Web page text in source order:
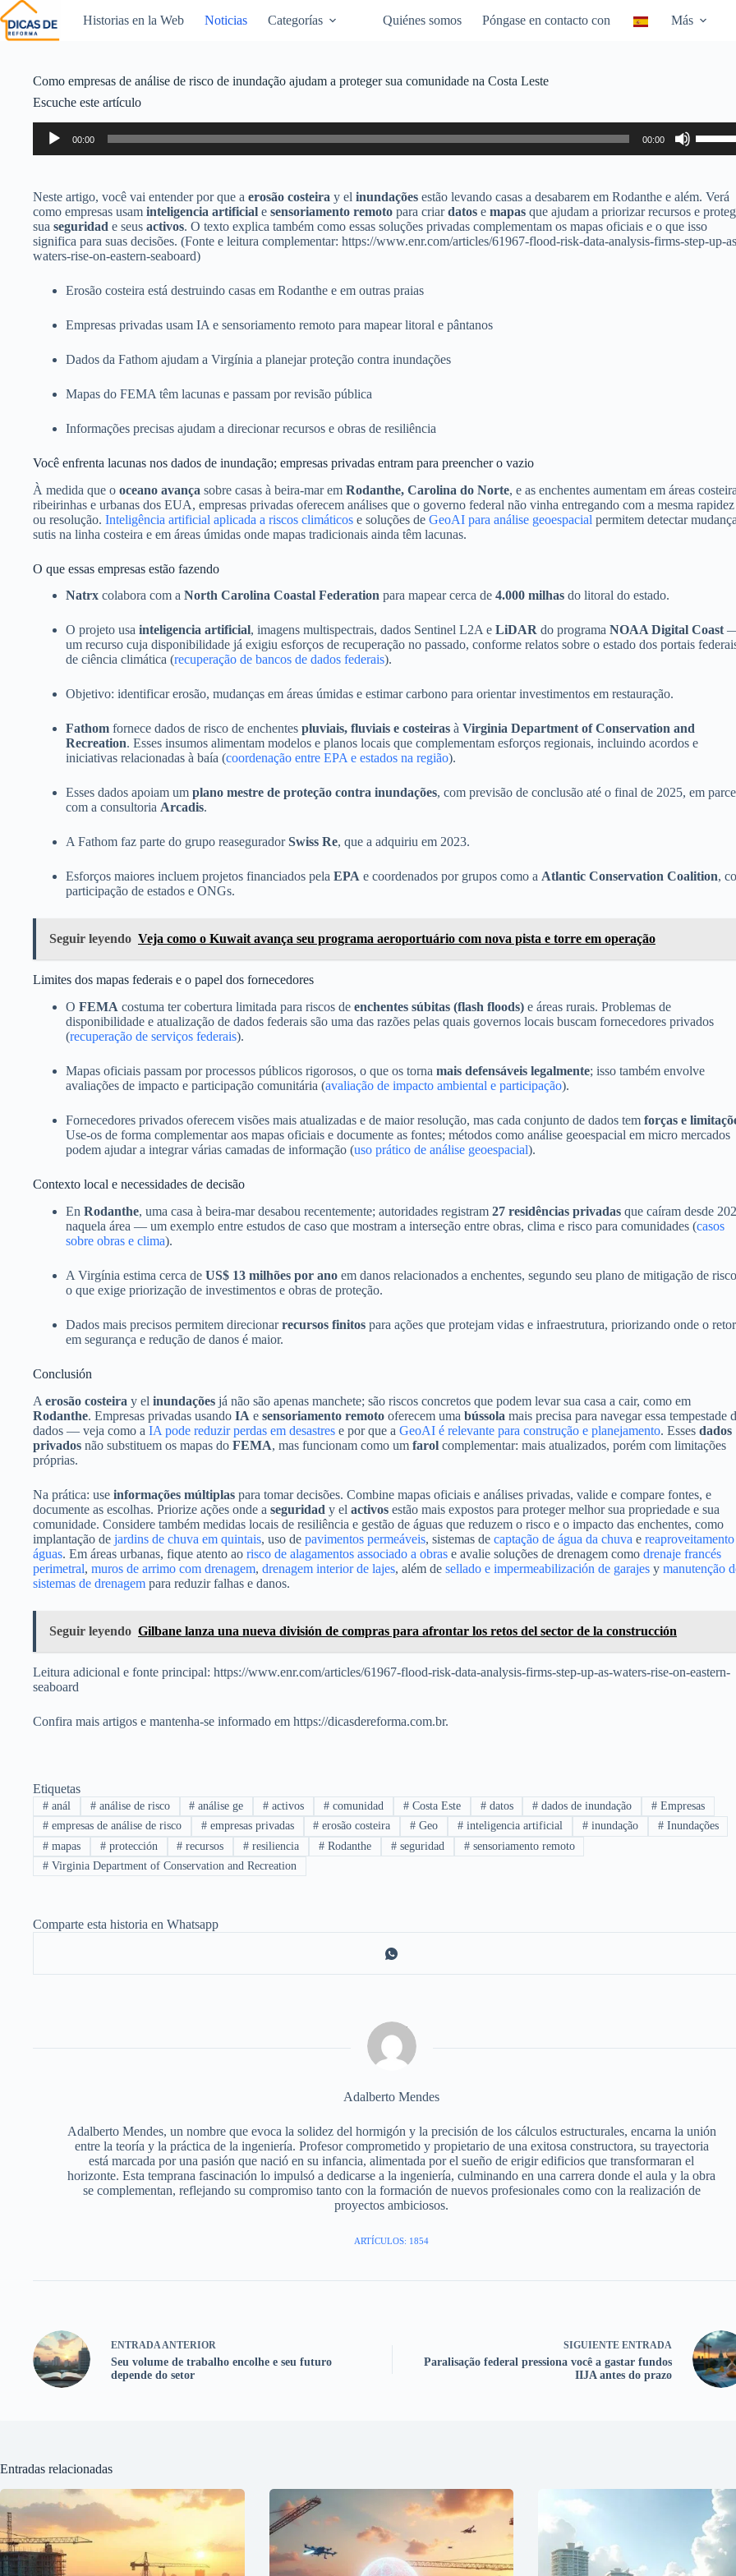
Historias en la Web Noticias Categorías Quiénes somos Póngase en contacto con Más
Como empresas de análise de risco de inundação ajudam a proteger sua comunidade na Costa Leste
Escuche este artículo
Reproductor
audio
00:00 00:00
las
teclas
arriba/
para
o
Neste artigo, você vai entender por que a erosão costeira y el inundações estão levando casas a desabarem em Rodanthe e além. Verá
como empresas usam inteligencia artificial e sensoriamento remoto para criardatos e mapas que ajudam a priorizar recursos e
sua seguridad e seus activos. O texto explica também como essas soluções privadas complementam os mapas oficiais e o que isso
significa para suas decisões. (Fonte e leitura complementar: https://www.enr.com/articles/61967-flood-risk-data-analysis-firms-step-up-
waters-rise-on-eastern-seaboard)
Erosão costeira está destruindo casas em Rodanthe e em outras praias
Empresas privadas usam IA e sensoriamento remoto para mapear litoral e pântanos
Dados da Fathom ajudam a Virgínia a planejar proteção contra inundações
Mapas do FEMA têm lacunas e passam por revisão pública
Informações precisas ajudam a direcionar recursos e obras de resiliência
Você enfrenta lacunas nos dados de inundação; empresas privadas entram para preencher o vazio
À medida que o oceano avança sobre casas à beira-mar em Rodanthe, Carolina do Norte, e as enchentes aumentam em áreas
ribeirinhas e urbanas dos EUA, empresas privadas oferecem análises que o governo federal não vinha entregando com a mesma rapidez
ou resolução. Inteligência artificial aplicada a riscos climáticos e soluções de GeoAI para análise geoespacial permitem detectar
sutis na linha costeira e em áreas úmidas onde mapas tradicionais ainda têm lacunas.
O que essas empresas estão fazendo
Natrx colabora com a North Carolina Coastal Federation para mapear cerca de 4.000 milhas do litoral do estado.
O projeto usa inteligencia artificial, imagens multispectrais, dados Sentinel L2A e LiDAR do programa NOAA Digital Coast
um recurso cuja disponibilidade já exigiu esforços de recuperação no passado, conforme relatos sobre o estado dos portais
de ciência climática (recuperação de bancos de dados federais).
Objetivo: identificar erosão, mudanças em áreas úmidas e estimar carbono para orientar investimentos em restauração.
Fathom fornece dados de risco de enchentes pluviais, fluviais e costeiras à Virginia Department of Conservation and
Recreation. Esses insumos alimentam modelos e planos locais que complementam esforços regionais, incluindo acordos e
iniciativas relacionadas à baía (coordenação entre EPA e estados na região).
Esses dados apoiam um plano mestre de proteção contra inundações, com previsão de conclusão até o final de 2025, em
com a consultoria Arcadis.
A Fathom faz parte do grupo reaseguradorSwiss Re, que a adquiriu em 2023.
Esforços maiores incluem projetos financiados pela EPA e coordenados por grupos como a Atlantic Conservation Coalition,
participação de estados e ONGs.
Seguir leyendo Veja como o Kuwait avança seu programa aeroportuário com nova pista e torre em operação
Limites dos mapas federais e o papel dos fornecedores
O FEMA costuma ter cobertura limitada para riscos de enchentes súbitas (flash floods) e áreas rurais. Problemas de
disponibilidade e atualização de dados federais são uma das razões pelas quais governos locais buscam fornecedores privados
(recuperação de serviços federais).
Mapas oficiais passam por processos públicos rigorosos, o que os torna mais defensáveis legalmente; isso também envolve
avaliações de impacto e participação comunitária (avaliação de impacto ambiental e participação).
Fornecedores privados oferecem visões mais atualizadas e de maior resolução, mas cada conjunto de dados tem forças e
Use-os de forma complementar aos mapas oficiais e documente as fontes; métodos como análise geoespacial em micro mercados
podem ajudar a integrar várias camadas de informação (uso prático de análise geoespacial).
Contexto local e necessidades de decisão
En Rodanthe, uma casa à beira-mar desabou recentemente; autoridades registram 27 residências privadas que caíram desde
naquela área — um exemplo entre estudos de caso que mostram a interseção entre obras, clima e risco para comunidades (casos
sobre obras e clima).
A Virgínia estima cerca de US$ 13 milhões por ano em danos relacionados a enchentes, segundo seu plano de mitigação de
o que exige priorização de investimentos e obras de proteção.
Dados mais precisos permitem direcionarrecursos finitos para ações que protejam vidas e infraestrutura, priorizando onde o
em segurança e redução de danos é maior.
Conclusión
A erosão costeira y el inundações já não são apenas manchete; são riscos concretos que podem levar sua casa a cair, como em
Rodanthe. Empresas privadas usando IA e sensoriamento remoto oferecem uma bússola mais precisa para navegar essa tempestade
dados — veja como a IA pode reduzir perdas em desastres e por que a GeoAI é relevante para construção e planejamento. Esses dados
privados não substituem os mapas do FEMA, mas funcionam como um farol complementar: mais atualizados, porém com limitações
próprias.
Na prática: use informações múltiplas para tomar decisões. Combine mapas oficiais e análises privadas, valide e compare fontes, e
documente as escolhas. Priorize ações onde a seguridad y el activos estão mais expostos para proteger melhor sua propriedade e sua
comunidade. Considere também medidas locais de resiliência e gestão de águas que reduzem o risco e o impacto das enchentes, como
implantação de jardins de chuva em quintais, uso de pavimentos permeáveis, sistemas de captação de água da chuva e
águas. Em áreas urbanas, fique atento ao risco de alagamentos associado a obras e avalie soluções de drenagem como drenaje francés
perimetral, muros de arrimo com drenagem, drenagem interior de lajes, além de sellado e impermeabilización de garajes y manutenção
sistemas de drenagem para reduzir falhas e danos.
Seguir leyendo Gilbane lanza una nueva división de compras para afrontar los retos del sector de la construcción
Leitura adicional e fonte principal: https://www.enr.com/articles/61967-flood-risk-data-analysis-firms-step-up-as-waters-rise-on-eastern-
seaboard
Confira mais artigos e mantenha-se informado em https://dicasdereforma.com.br.
Etiquetas
#anál #análise de risco # análise ge # activos # comunidad #Costa Este #datos # dados de inundação # Empresas
#empresas de análise de risco #empresas privadas # erosão costeira # Geo # inteligencia artificial #inundação #Inundações
#mapas #protección # recursos # resiliencia # Rodanthe #seguridad #sensoriamento remoto
#Virginia Department of Conservation and Recreation
Comparte esta historia en Whatsapp
Adalberto Mendes
Adalberto Mendes, un nombre que evoca la solidez del hormigón y la precisión de los cálculos estructurales, encarna la unión
entre la teoría y la práctica de la ingeniería. Profesor comprometido y propietario de una exitosa constructora, su trayectoria
está marcada por una pasión que nació en su infancia, alimentada por el sueño de erigir edificios que transformaran el
horizonte. Esta temprana fascinación lo impulsó a dedicarse a la ingeniería, culminando en una carrera donde el aula y la obra
se complementan, reflejando su compromiso tanto con la formación de nuevos profesionales como con la realización de
proyectos ambiciosos.
ARTÍCULOS: 1854
ENTRADA ANTERIOR
Seu volume de trabalho encolhe e seu futuro
depende do setor
SIGUIENTE ENTRADA
Paralisação federal pressiona você a gastar fundos
IIJA antes do prazo
Entradas relacionadas